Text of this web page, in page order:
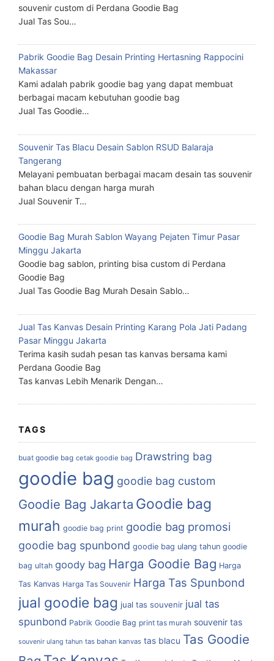
souvenir custom di Perdana Goodie Bag
Jual Tas Sou…
Pabrik Goodie Bag Desain Printing Hertasning Rappocini
Makassar
Kami adalah pabrik goodie bag yang dapat membuat
berbagai macam kebutuhan goodie bag
Jual Tas Goodie…
Souvenir Tas Blacu Desain Sablon RSUD Balaraja
Tangerang
Melayani pembuatan berbagai macam desain tas souvenir
bahan blacu dengan harga murah
Jual Souvenir T…
Goodie Bag Murah Sablon Wayang Pejaten Timur Pasar
Minggu Jakarta
Goodie bag sablon, printing bisa custom di Perdana
Goodie Bag
Jual Tas Goodie Bag Murah Desain Sablo…
Jual Tas Kanvas Desain Printing Karang Pola Jati Padang
Pasar Minggu Jakarta
Terima kasih sudah pesan tas kanvas bersama kami
Perdana Goodie Bag
Tas kanvas Lebih Menarik Dengan…
TAGS
buat goodie bag cetak goodie bag Drawstring bag
goodie bag goodie bag custom
Goodie Bag Jakarta Goodie bag
murah goodie bag print goodie bag promosi
goodie bag spunbond goodie bag ulang tahun goodie
bag ultah goody bag Harga Goodie Bag Harga
Tas Kanvas Harga Tas Souvenir Harga Tas Spunbond
jual goodie bag jual tas souvenir jual tas
spunbond Pabrik Goodie Bag print tas murah souvenir tas
souvenir ulang tahun tas bahan kanvas tas blacu Tas Goodie